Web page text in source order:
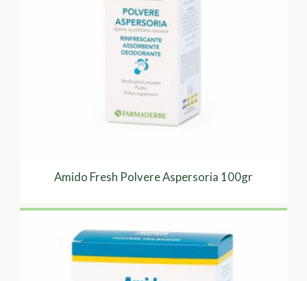
Amido Fresh Polvere Aspersoria 100gr